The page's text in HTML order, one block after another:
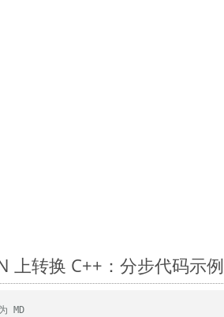
上转换 C++：分步代码示例
MD